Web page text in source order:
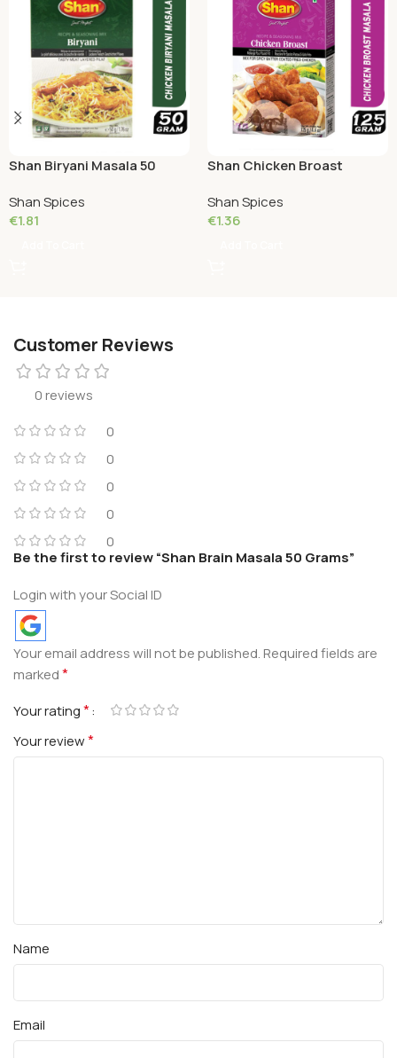
Shan Biryani Masala 50
Shan Spices
€1.81
Shan Chicken Broast
Shan Spices
€1.36
Customer Reviews
0 reviews
0
0
0
0
0
Be the first to review “Shan Brain Masala 50 Grams”
Login with your Social ID
Your email address will not be published.Required fields are
marked*
Your rating*
Your review*
Name
Email